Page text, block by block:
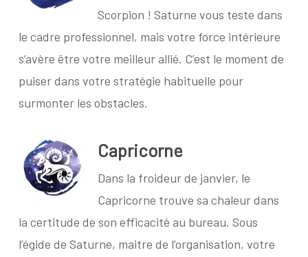
Scorpion ! Saturne vous teste dans
le cadre professionnel, mais votre force intérieure
s’avère être votre meilleur allié. C’est le moment de
puiser dans votre stratégie habituelle pour
surmonter les obstacles.
Capricorne
Dans la froideur de janvier, le
Capricorne trouve sa chaleur dans
la certitude de son efficacité au bureau. Sous
l’égide de Saturne, maitre de l’organisation, votre